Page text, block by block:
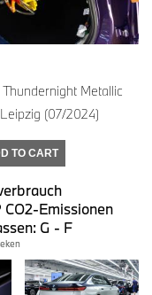
Metallic
(07/2024)
TO CART
Emissionen
G - F